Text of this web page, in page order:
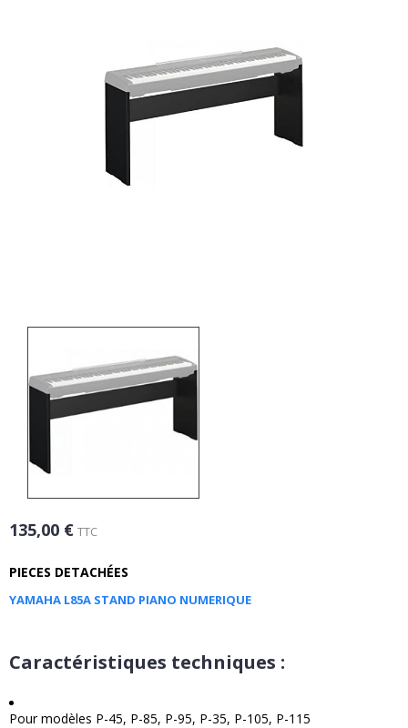
135,00 € TTC
PIECES DETACHÉES
YAMAHA L85A STAND PIANO NUMERIQUE
Caractéristiques techniques :
Pour modèles P-45, P-85, P-95, P-35, P-105, P-115